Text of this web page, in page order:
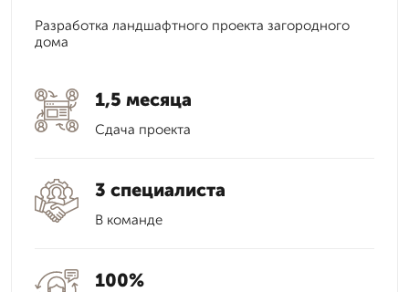
Разработка ландшафтного проекта загородного
дома
1,5 месяца
Сдача проекта
3 специалиста
В команде
100%